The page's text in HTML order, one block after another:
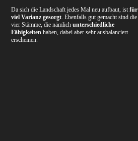
Da sich die Landschaft jedes Mal neu aufbaut, istfür
viel Varianz gesorgt. Ebenfalls gut gemacht sind die
vier Stämme, die nämlichunterschiedliche
Fähigkeiten haben, dabei aber sehr ausbalanciert
erscheinen.